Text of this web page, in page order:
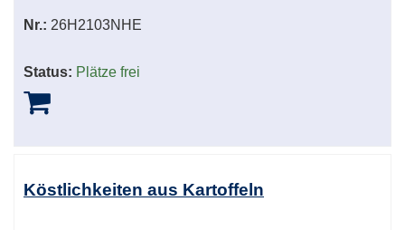
Nr.: 26H2103NHE
Status: Plätze frei
Köstlichkeiten aus Kartoffeln